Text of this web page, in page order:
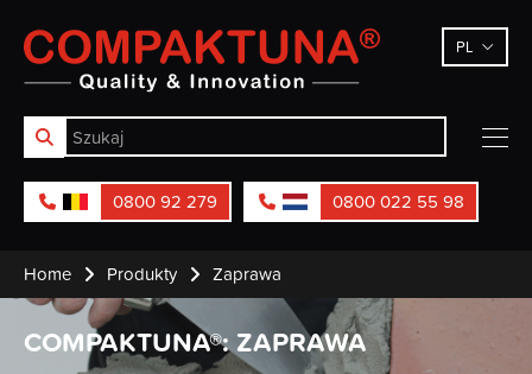
Compaktuna PL
0800 92 279 0800 022 55 98
Home Produkty Zaprawa
COMPAKTUNA®: ZAPRAWA